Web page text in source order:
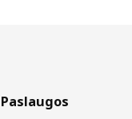
Paslaugos